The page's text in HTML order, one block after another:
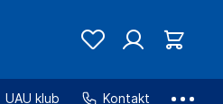
UAU klub Kontakt